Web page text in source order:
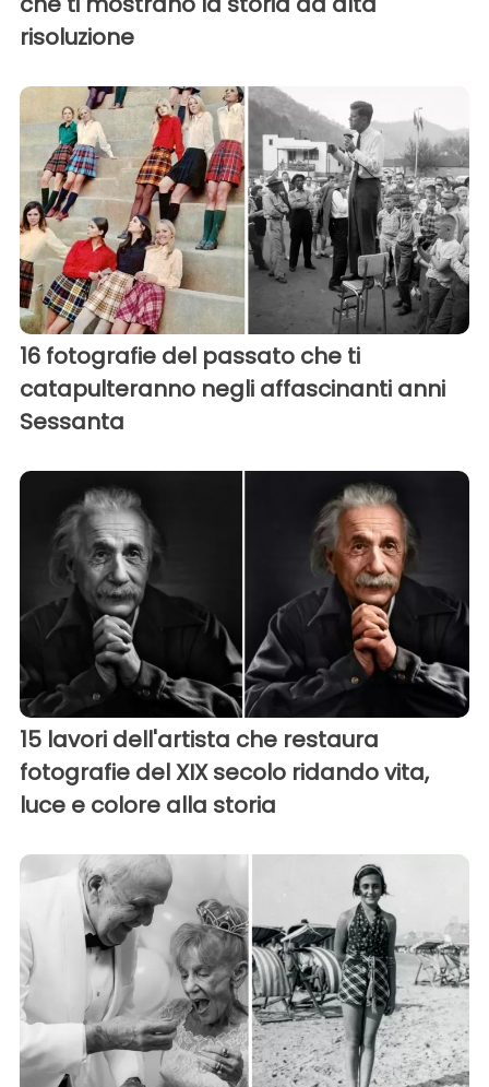
risoluzione
16 fotografie del passato che ti
catapulteranno negli affascinanti anni
Sessanta
15 lavori dell'artista che restaura
fotografie del XIX secolo ridando vita,
luce e colore alla storia